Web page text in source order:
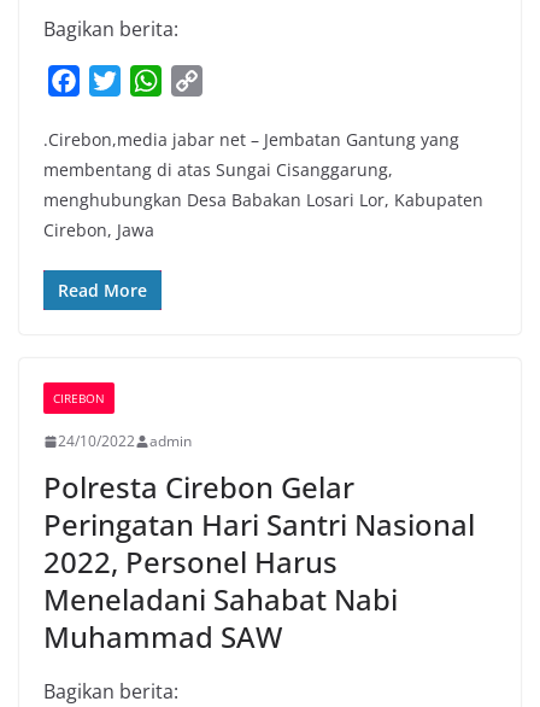
Bagikan berita:
c
e
b
o
o
k
i
t
t
e
r
W
a
t
s
p
y
L
.Cirebon,media jabar net – Jembatan Gantung yang
membentang di atas Sungai Cisanggarung,
menghubungkan Desa Babakan Losari Lor, Kabupaten
Cirebon, Jawa
Read More
CIREBON
24/10/2022 admin
Polresta Cirebon Gelar
Peringatan Hari Santri Nasional
2022, Personel Harus
Meneladani Sahabat Nabi
Muhammad SAW
Bagikan berita: